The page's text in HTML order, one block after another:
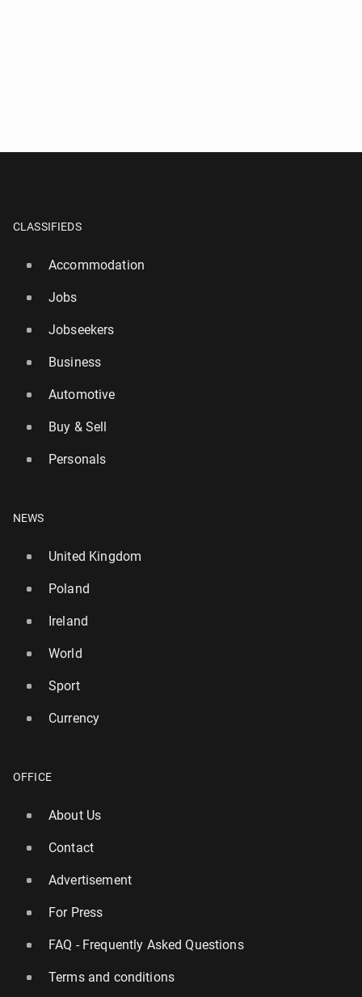
CLASSIFIEDS
Accommodation
Jobs
Jobseekers
Business
Automotive
Buy & Sell
Personals
NEWS
United Kingdom
Poland
Ireland
World
Sport
Currency
OFFICE
About Us
Contact
Advertisement
For Press
FAQ - Frequently Asked Questions
Terms and conditions